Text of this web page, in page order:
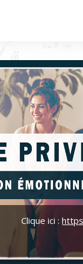
Clique ici :